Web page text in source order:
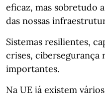
eficaz, mas sobretudo
das nossas
Sistemas resilientes,
crises, cibersegurança
importantes.
Na UE já existem